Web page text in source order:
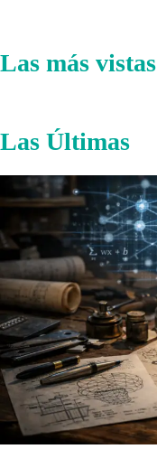
Las más vistas
Las Últimas